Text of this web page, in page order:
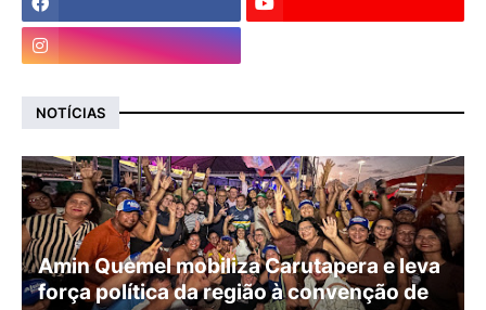
NOTÍCIAS
Amin Quemel mobiliza Carutapera e leva
força política da região à convenção de